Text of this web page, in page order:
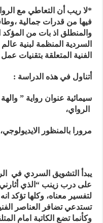
*لا ريب أن التعاطي مع
فيها من قدرات جمالية
والمنطلق اذ بات من المؤكد
السردية المنظمة لبنية
الفنية المتعلقة بتقنيات
أتناول في هذه الدراسة :
سيمائية عنوان رواية ”
الرواي،
مرورا بالمنظور
يبدأ التشويق السردي في
على درب زينب “الذي
لتفسير معناه، وكلها تؤكد
تستدعي تضافر العناصر
وكأنما تضع الكاتبة امام